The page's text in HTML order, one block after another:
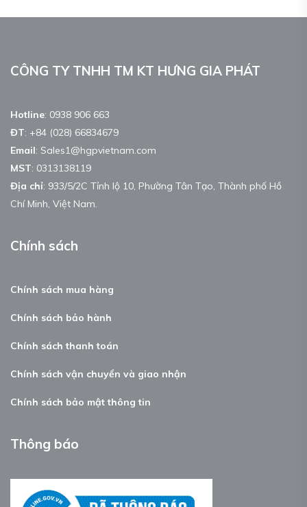
CÔNG TY TNHH TM KT HƯNG GIA PHÁT
Hotline: 0938 906 663
ĐT: +84 (028) 66834679
Email: Sales1@hgpvietnam.com
MST: 0313138119
Địa chỉ: 933/5/2C Tỉnh lộ 10, Phường Tân Tạo, Thành phố Hồ
Chí Minh, Việt Nam.
Chính sách
Chính sách mua hàng
Chính sách bảo hành
Chính sách thanh toán
Chính sách vận chuyển và giao nhận
Chính sách bảo mật thông tin
Thông báo